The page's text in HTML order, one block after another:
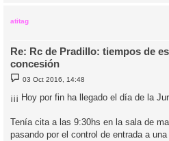
atitag
Re: Rc de Pradillo: tiempos de
concesión
M
n
s
e
03 Oct 2016, 14:48
¡¡¡ Hoy por fin ha llegado el día de la
Tenía cita a las 9:30hs en la sala de
pasando por el control de entrada a